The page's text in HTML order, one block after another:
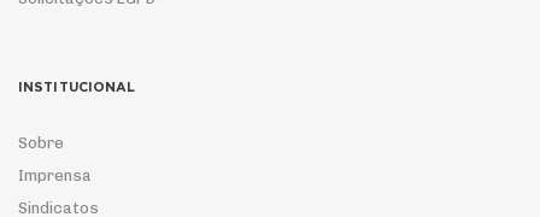
INSTITUCIONAL
Sobre
Imprensa
Sindicatos